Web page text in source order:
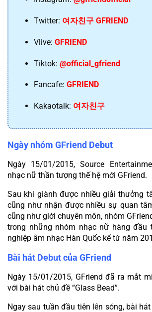
Twitter: 여자친구 GFRIEND
Vlive: GFRIEND
Tiktok: @official_gfriend
Fancafe: GFRIEND
Kakaotalk: 여자친구
Ngày nhóm GFriend Debut
Ngày 15/01/2015, Source
nhạc nữ thần tượng thế hệ mới GFriend.
Sau khi giành được nhiều giải thưởng
cũng như nhận được nhiều sự quan
cũng như giới chuyên môn, nhóm
trong những nhóm nhạc nữ hàng đầu
nghiệp âm nhạc Hàn Quốc kể từ năm
Bài hát Debut của GFriend
Ngày 15/01/2015, GFriend đã ra mắt
với bài hát chủ đề “Glass Bead”.
Ngay sau tuần đầu tiên lên sóng, bài